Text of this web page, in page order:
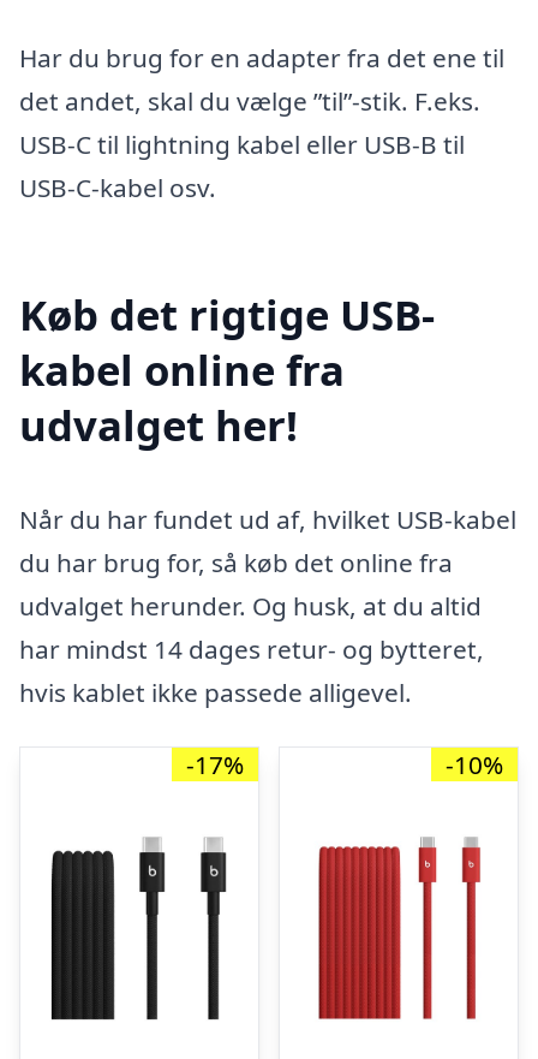
Har du brug for en adapter fra det ene til
det andet, skal du vælge ”til”-stik. F.eks.
USB-C til lightning kabel eller USB-B til
USB-C-kabel osv.
Køb det rigtige USB-
kabel online fra
udvalget her!
Når du har fundet ud af, hvilket USB-kabel
du har brug for, så køb det online fra
udvalget herunder. Og husk, at du altid
har mindst 14 dages retur- og bytteret,
hvis kablet ikke passede alligevel.
-17% -10%